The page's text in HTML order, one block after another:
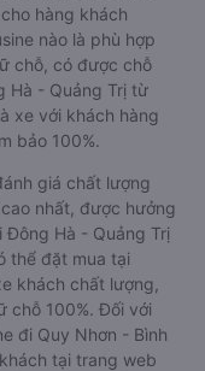
hàng khách
nào là phù hợp
chỗ, có được chỗ
Hà - Quảng Trị từ
xe với khách hàng
bảo 100%.
giá chất lượng
nhất, được hưởng
Đông Hà - Quảng Trị
thể đặt mua tại
khách chất lượng,
chỗ 100%. Đối với
đi Quy Nhơn - Bình
tại trang web